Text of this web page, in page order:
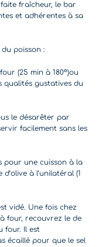
fraîcheur, le bar
et adhérentes à sa
poisson :
(25 min à 180°)ou
qualités gustatives du
le désarêter par
facilement sans les
pour une cuisson à la
à l’unilatéral (1
vidé. Une fois chez
four, recouvrez le de
four. Il est
écaillé pour que le sel